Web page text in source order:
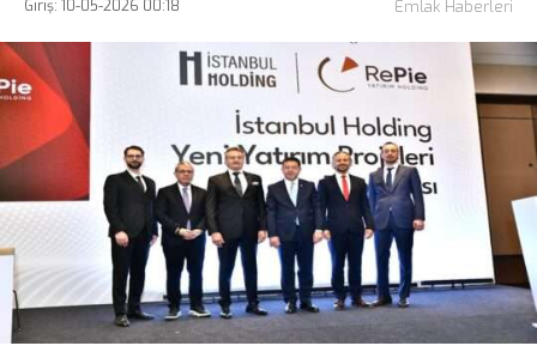
Giriş: 10-05-2026 00:18 Emlak Haberleri